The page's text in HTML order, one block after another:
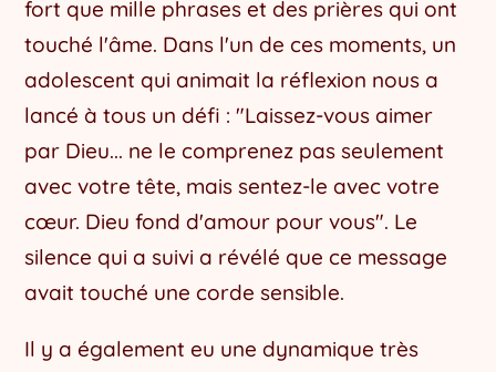
fort que mille phrases et des prières qui ont
touché l'âme. Dans l'un de ces moments, un
adolescent qui animait la réflexion nous a
lancé à tous un défi : "Laissez-vous aimer
par Dieu... ne le comprenez pas seulement
avec votre tête, mais sentez-le avec votre
cœur. Dieu fond d'amour pour vous". Le
silence qui a suivi a révélé que ce message
avait touché une corde sensible.
Il y a également eu une dynamique très